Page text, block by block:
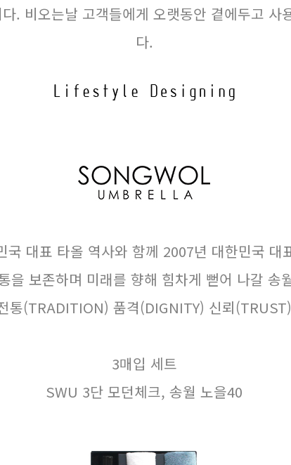
. 비오는날 고객들에게 오랫동안 곁에두고 사
다.
대표 타올 역사와 함께 2007년 대한민국
을 보존하며 미래를 향해 힘차게 뻗어 나갈 송
통(TRADITION) 품격(DIGNITY) 신뢰(TRUST)
3매입 세트
SWU 3단 모던체크, 송월 노을40